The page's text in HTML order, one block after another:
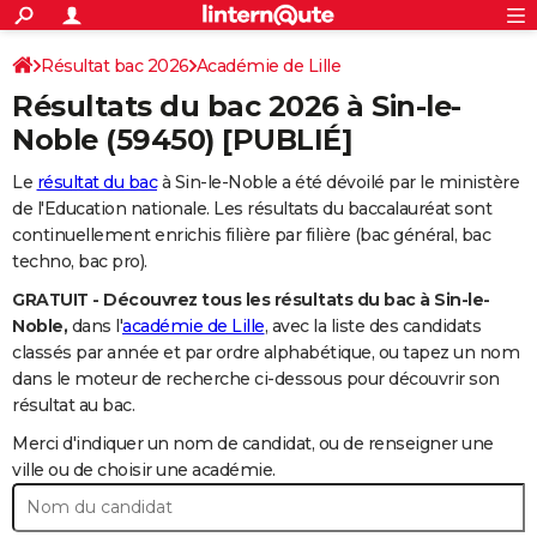
ACTUALITÉS
Politique
Société
Faits Divers
Education
Monde
Villes
+
SPORT
Coupe du monde 2026
Football
Tennis
Cyclisme
Rugby
Forum
CULTURE
FINANCE
Retraite
Impôts
Epargne
Immobilier
Risques naturels par ville
Banque
Assurance
Crédit
Essais
Réserver un essai
Citadines
Berlines
SUV
Forum auto
+
HIGH-TECH
Mobiles
Meilleur smartphone
Internet
Ordinateurs
Jeux vidéo
Guide high-tech
BRICOLAGE
Forum
Aménagement intérieur
Extérieur
Cuisine
Salle de bains
Jardinage
Rangement
+ WEEK-END
Guides de France
Escapades
Patrimoine
Expositions
Musées
Week-end nature
+
Art de vivre
Bien-être
Loisirs
Mode
Modes de vie
+ SANTE
Alimentation
Guide de la santé
Maladies
Médicaments
Sommeil
VOYAGE
S'inscrire
Connexion
Résultat bac 2026 Académie de Lille
Résultats du bac 2026 à Sin-le-
Noble(59450) [PUBLIÉ]
Le résultat du bacà Sin-le-Noble a été dévoilé par le ministère
de l'Education nationale. Les résultats du baccalauréat sont
continuellement enrichis filière par filière (bac général, bac
techno, bac pro).
GRATUIT - Découvrez tous les résultats du bac à Sin-le-
Noble, dans l'académie de Lille, avec la liste des candidats
classés par année et par ordre alphabétique, ou tapez un nom
dans le moteur de recherche ci-dessous pour découvrir son
résultat au bac.
Merci d'indiquer un nom de candidat, ou de renseigner une
ville ou de choisir une académie.